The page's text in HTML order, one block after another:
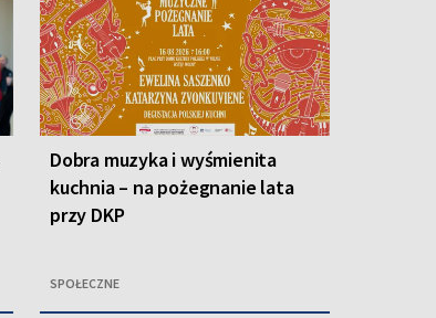
Dobra muzyka i wyśmienita
kuchnia – na pożegnanie lata
przy DKP
SPOŁECZNE